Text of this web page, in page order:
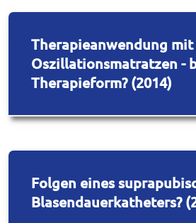
Therapieanwendung mit
Oszillationsmatratzen -
Therapieform? (2014)
Folgen eines
Blasendauerkatheters?